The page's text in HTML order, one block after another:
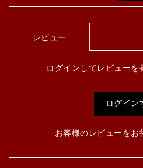
レビュー
ログインしてレビューを
ログイン
お客様のレビューをお